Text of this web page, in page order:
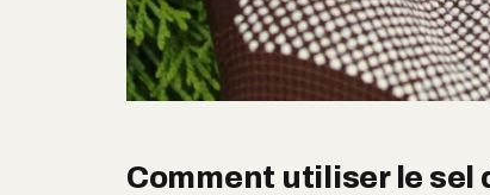
Comment utiliser le sel